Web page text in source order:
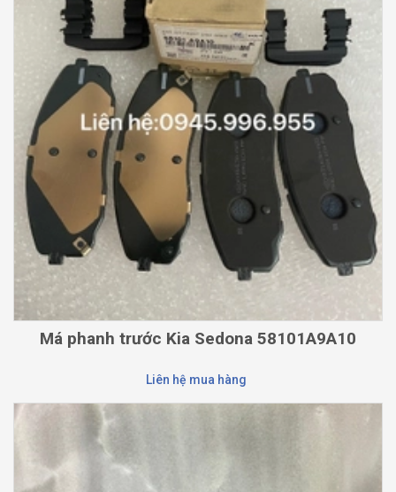
Má phanh trước Kia Sedona 58101A9A10
Liên hệ mua hàng